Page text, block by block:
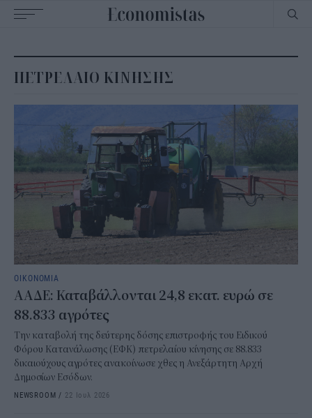
navigation
ΠΕΤΡΕΛΑΙΟ ΚΙΝΗΣΗΣ
ΟΙΚΟΝΟΜΙΑ
ΑΑΔΕ: Καταβάλλονται 24,8 εκατ. ευρώ σε
88.833 αγρότες
Την καταβολή της δεύτερης δόσης επιστροφής του Ειδικού
Φόρου Κατανάλωσης (ΕΦΚ) πετρελαίου κίνησης σε 88.833
δικαιούχους αγρότες ανακοίνωσε χθες η Ανεξάρτητη Αρχή
Δημοσίων Εσόδων.
NEWSROOM / 22 Ιουλ 2026